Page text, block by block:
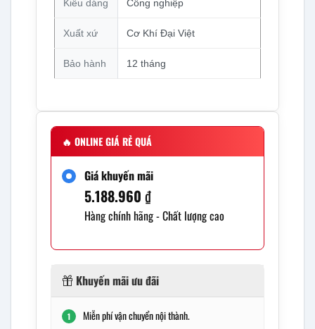
Kiểu dáng Công nghiệp
Xuất xứ Cơ Khí Đại Việt
Bảo hành 12 tháng
🔥 ONLINE GIÁ RẺ QUÁ
Giá khuyến mãi
5.188.960 ₫
Hàng chính hãng - Chất lượng cao
Khuyến mãi ưu đãi
1 Miễn phí vận chuyển nội thành.